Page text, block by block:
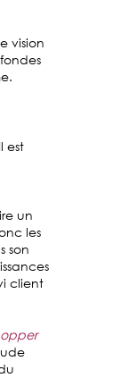
vision
est
un
les
son
client